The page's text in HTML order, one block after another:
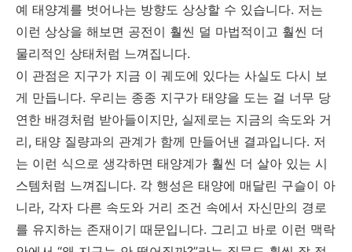
예 태양계를 벗어나는 방향도 상상할 수 있습니다. 저는
이런 상상을 해보면 공전이 훨씬 덜 마법적이고 훨씬 더
물리적인 상태처럼 느껴집니다.
이 관점은 지구가 지금 이 궤도에 있다는 사실도 다시 보
게 만듭니다. 우리는 종종 지구가 태양을 도는 걸 너무 당
연한 배경처럼 받아들이지만, 실제로는 지금의 속도와 거
리, 태양 질량과의 관계가 함께 만들어낸 결과입니다. 저
는 이런 식으로 생각하면 태양계가 훨씬 더 살아 있는 시
스템처럼 느껴집니다. 각 행성은 태양에 매달린 구슬이 아
니라, 각자 다른 속도와 거리 조건 속에서 자신만의 경로
를 유지하는 존재이기 때문입니다. 그리고 바로 이런 맥락